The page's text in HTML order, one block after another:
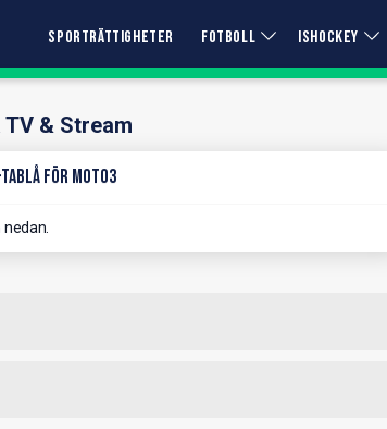
SPORTRÄTTIGHETER FOTBOLL ISHOCKEY
& Stream
för Moto3